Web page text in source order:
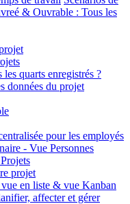
& Ouvrable : Tous les
quarts enregistrés ?
données du projet
pour les employés
- Vue Personnes
projet
en liste & vue Kanban
affecter et gérer